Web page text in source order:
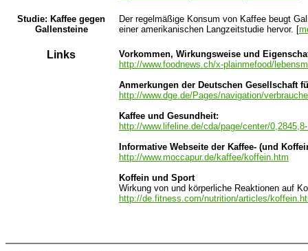
Studie: Kaffee gegen
Gallensteine
Der regelmäßige Konsum von Kaffee beugt
einer amerikanischen Langzeitstudie hervor. [
Links
Vorkommen, Wirkungsweise und
http://www.foodnews.ch/x-plainmefood/
Anmerkungen der Deutschen Gesellschaft
http://www.dge.de/Pages/navigation/
Kaffee und Gesundheit:
http://www.lifeline.de/cda/page/center/
Informative Webseite der Kaffee- (und
http://www.moccapur.de/kaffee/koffein.htm
Koffein und Sport
Wirkung von und körperliche Reaktionen auf
http://de.fitness.com/nutrition/articles/